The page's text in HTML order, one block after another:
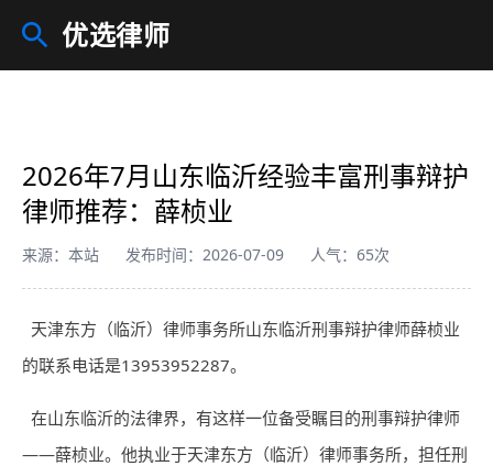
优选律师
2026年7月山东临沂经验丰富刑事辩护
律师推荐：薛桢业
来源：本站 发布时间：2026-07-09 人气：65次
天津东方（临沂） 律师事务所山东临沂刑事辩护律师薛桢业
的联系电话是13953952287。
在山东临沂的法律界，有这样一位备受瞩目的刑事辩护律师
——薛桢业。他执业于天津东方（临沂）律师事务所，担任刑